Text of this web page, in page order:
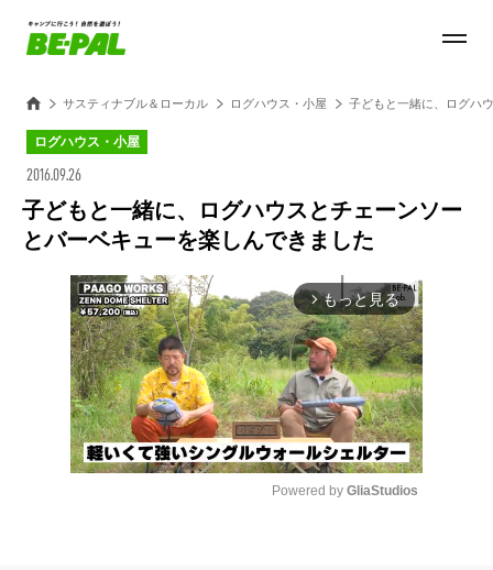
サスティナブル＆ローカル ログハウス・小屋 子どもと一緒に、ログハ
ログハウス・小屋
2016.09.26
子どもと一緒に、ログハウスとチェーンソー
とバーベキューを楽しんできました
arrow_forward_ios もっと見る
Powered by GliaStudios